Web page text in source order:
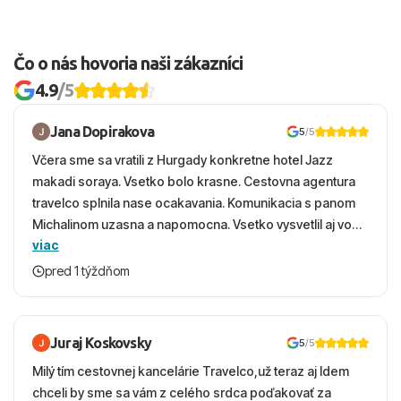
Čo o nás hovoria naši zákazníci
4.9/5
Jana Dopirakova 5/5
Včera sme sa vratili z Hurgady konkretne hotel Jazz
makadi soraya. Vsetko bolo krasne. Cestovna agentura
travelco splnila nase ocakavania. Komunikacia s panom
Michalinom uzasna a napomocna. Vsetko vysvetlil aj vo
vecernych hodinach zaco sa ospravedlnujem. Hotel
krasny, cisty. Sluzby top. Strava, prostredie, more,
viac
pred 1 týždňom
Juraj Koskovsky 5/5
Milý tím cestovnej kancelárie Travelco,už teraz aj Idem
chceli by sme sa vám z celého srdca poďakovať za